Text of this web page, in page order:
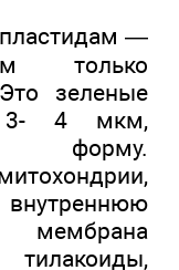
пластидам —
только
зеленые
3- 4 мкм,
форму.
мембрана